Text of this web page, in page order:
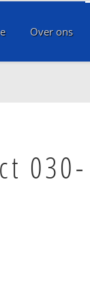
Over ons
030-